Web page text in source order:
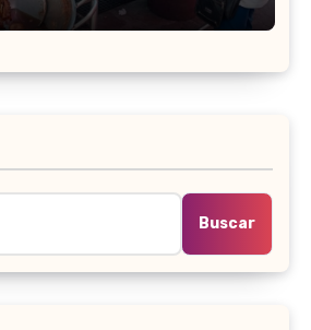
Buscar